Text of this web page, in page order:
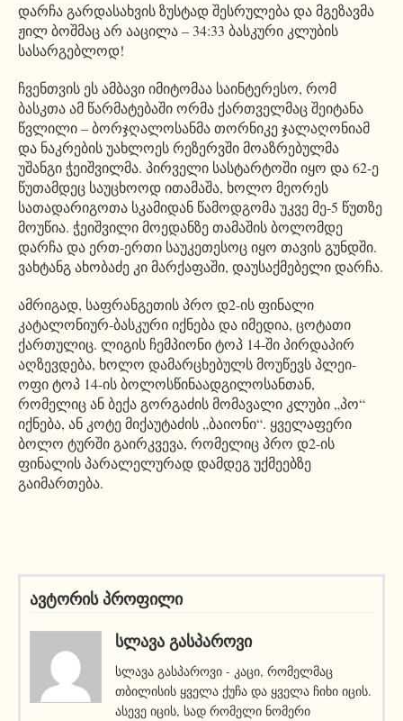
დარჩა გარდასახვის ზუსტად შესრულება და მგეზავმა
ჟილ ბოშმაც არ ააცილა – 34:33 ბასკური კლუბის
სასარგებლოდ!
ჩვენთვის ეს ამბავი იმიტომაა საინტერესო, რომ
ბასკთა ამ წარმატებაში ორმა ქართველმაც შეიტანა
წვლილი – ბორჯღალოსანმა თორნიკე ჯალაღონიამ
და ნაკრების უახლოეს რეზერვში მოაზრებულმა
უშანგი ჭეიშვილმა. პირველი სასტარტოში იყო და 62-ე
წუთამდეც საუცხოოდ ითამაშა, ხოლო მეორეს
სათადარიგოთა სკამიდან წამოდგომა უკვე მე-5 წუთზე
მოუწია. ჭეიშვილი მოედანზე თამაშის ბოლომდე
დარჩა და ერთ-ერთი საუკეთესოც იყო თავის გუნდში.
ვახტანგ ახობაძე კი მარქაფაში, დაუსაქმებელი დარჩა.
ამრიგად, საფრანგეთის პრო დ2-ის ფინალი
კატალონიურ-ბასკური იქნება და იმედია, ცოტათი
ქართულიც. ლიგის ჩემპიონი ტოპ 14-ში პირდაპირ
აღზევდება, ხოლო დამარცხებულს მოუწევს პლეი-
ოფი ტოპ 14-ის ბოლოსწინაადგილოსანთან,
რომელიც ან ბექა გორგაძის მომავალი კლუბი „პო“
იქნება, ან კოტე მიქაუტაძის „ბაიონი“. ყველაფერი
ბოლო ტურში გაირკვევა, რომელიც პრო დ2-ის
ფინალის პარალელურად დამდეგ უქმეებზე
გაიმართება.
ავტორის პროფილი
ᲡᲚᲐᲕᲐ ᲒᲐᲡᲞᲐᲠᲝᲕᲘ
სლავა გასპაროვი - კაცი, რომელმაც
თბილისის ყველა ქუჩა და ყველა ჩიხი იცის.
ასევე იცის, სად რომელი ნომერი